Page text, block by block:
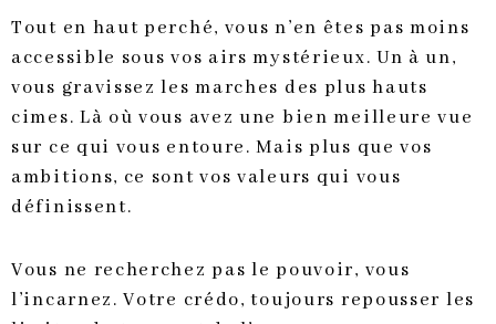
Tout en haut perché, vous n’en êtes pas moins
accessible sous vos airs mystérieux. Un à un,
vous gravissez les marches des plus hauts
cimes. Là où vous avez une bien meilleure vue
sur ce qui vous entoure. Mais plus que vos
ambitions, ce sont vos valeurs qui vous
définissent.
Vous ne recherchez pas le pouvoir, vous
l’incarnez. Votre crédo, toujours repousser les